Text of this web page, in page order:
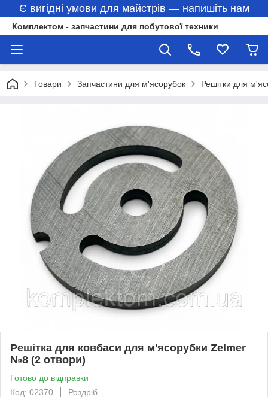
Є вигідні умови для майстрів — напишіть нам
Комплектом - запчастини для побутової техники
Товари Запчастини для м'ясорубок Решітки для
Решітка для ковбаси для м'ясорубки Zelmer
№8 (2 отвори)
Готово до відправки
Код: 02370
Роздріб